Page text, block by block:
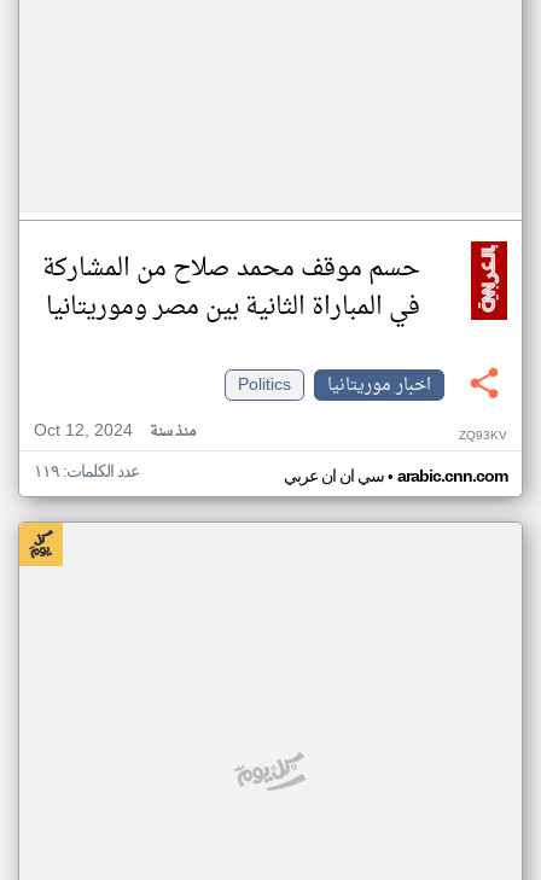
حسم موقف محمد صلاح من المشاركة
في المباراة الثانية بين مصر وموريتانيا
اخبار موريتانيا
Politics
Oct 12, 2024
منذ سنة ZQ93KV
سي ان ان عربي• arabic.cnn.com عدد الكلمات: ١١٩